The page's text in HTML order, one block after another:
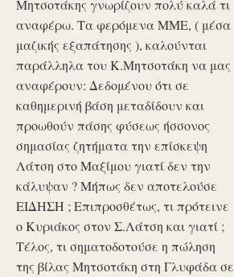
Μητσοτάκης γνωρίζουν πολύ καλά τι
αναφέρω. Τα φερόμενα ΜΜΕ, ( μέσα
μαζικής εξαπάτησης ), καλούνται
παράλληλα του Κ.Μητσοτάκη να μας
αναφέρουν: Δεδομένου ότι σε
καθημερινή βάση μεταδίδουν και
προωθούν πάσης φύσεως ήσσονος
σημασίας ζητήματα την επίσκεψη
Λάτση στο Μαξίμου γιατί δεν την
κάλυψαν ? Μήπως δεν αποτελούσε
ΕΙΔΗΣΗ ; Επιπροσθέτως, τι πρότεινε
ο Κυριάκος στον Σ.Λάτση και γιατί ;
Τέλος, τι σηματοδοτούσε η πώληση
της βίλας Μητσοτάκη στη Γλυφάδα σε